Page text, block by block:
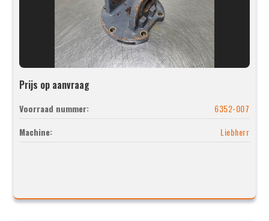
Prijs op aanvraag
Voorraad nummer:
6352-007
Machine:
Liebherr